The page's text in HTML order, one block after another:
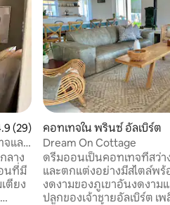
นนเฉลี่ย 4.9 จาก 5, 29 รีวิว
(29)
จและ
ลาง
นที่มี
ตียง
คอทเทจใน พรินซ์ อัลเบิร์ต
Dream On Cottage
ดรีมออนเป็นคอทเทจที่สว่า
และตกแต่งอย่างมีสไตล์พ
งดงามของภูเขาอันงดงาม
ปลูกของเจ้าชายอัลเบิร์ต เ